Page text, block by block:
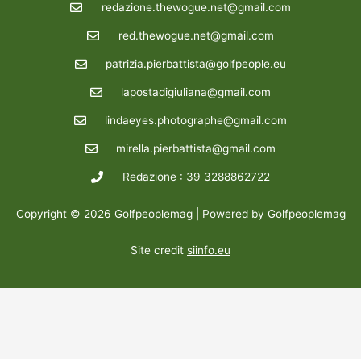
redazione.thewogue.net@gmail.com
red.thewogue.net@gmail.com
patrizia.pierbattista@golfpeople.eu
lapostadigiuliana@gmail.com
lindaeyes.photographe@gmail.com
mirella.pierbattista@gmail.com
Redazione : 39 3288862722
Copyright © 2026 Golfpeoplemag | Powered by Golfpeoplemag
Site credit siinfo.eu